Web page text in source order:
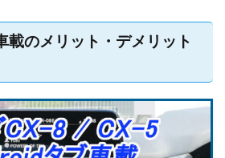
載のメリット・デメリット